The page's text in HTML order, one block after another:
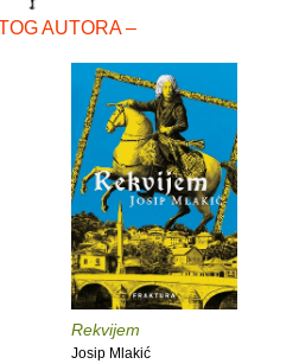
AUTORA –
Rekvijem
Josip Mlakić